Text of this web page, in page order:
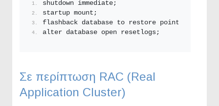
shutdown immediate;
startup mount;
flashback database to restore point ONOMA
alter database open resetlogs;
Σε περίπτωση RAC (Real
Application Cluster)